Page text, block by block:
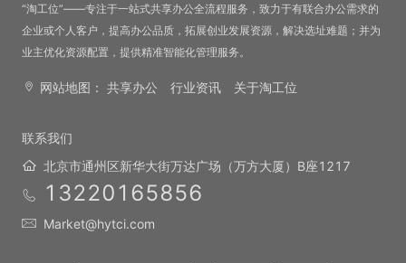
“淘工位”——专注于一站式共享办公全流程服务，致力于有联合办公需求的
企业或个人客户，提高办公品质，拓展创业发展资源，解决选址难题；并为
业主优化资源配置，提供精准智能化管理服务。
网站地图： 共享办公 行业资讯 关于淘工位
联系我们
北京市通州区新华大街万达广场（万方大厦）B座1217
13220165856
Market@hytci.com